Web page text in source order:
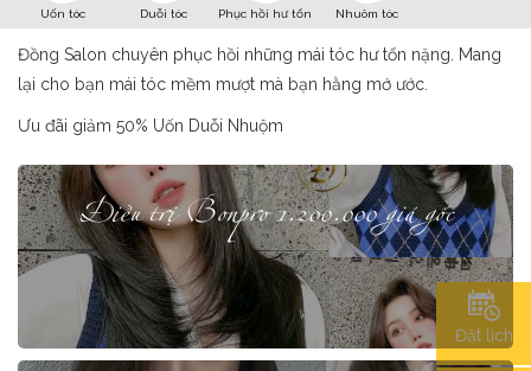
Uốn tóc Duỗi tóc Phục hồi hư tổn Nhuôm tóc
Phục hồi hư tổn
Trang chủ Dịch vụ Phục hồi hư tổn
Đồng Salon chuyên phục hồi những mái tóc hư tổn nặng. Mang
lại cho bạn mái tóc mềm mượt mà bạn hằng mớ ước.
Ưu đãi giảm 50% Uốn Duỗi Nhuộm
Điều trị Bonpro 1.200.000 giá gốc
Đặt lịch